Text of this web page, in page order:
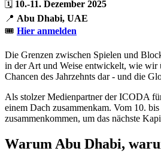
🗓️ 10.-11. Dezember 2025
📍 Abu Dhabi, UAE
🎟️ Hier anmelden
Die Grenzen zwischen Spielen und
in der Art und Weise entwickelt, wie wir
Chancen des Jahrzehnts dar - und die
Als stolzer Medienpartner der ICODA
einem Dach zusammenkam. Vom 10.
zusammenkommen, um das nächste
Warum Abu Dhabi,